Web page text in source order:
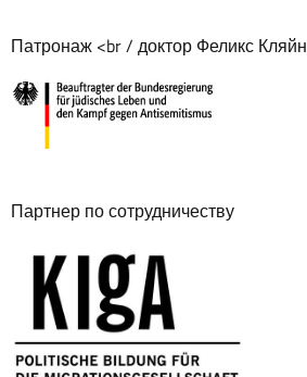
Патронаж <br / доктор Феликс Кляйн
Партнер по сотрудничеству